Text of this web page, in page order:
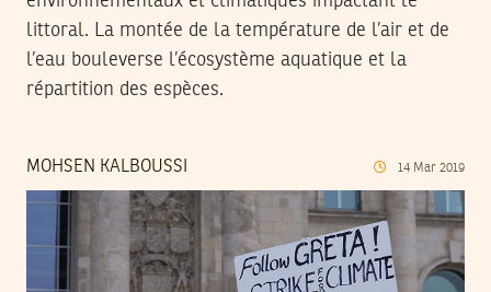
littoral. La montée de la température de l’air et de
l’eau bouleverse l’écosystème aquatique et la
répartition des espèces.
MOHSEN KALBOUSSI 14 Mar 2019